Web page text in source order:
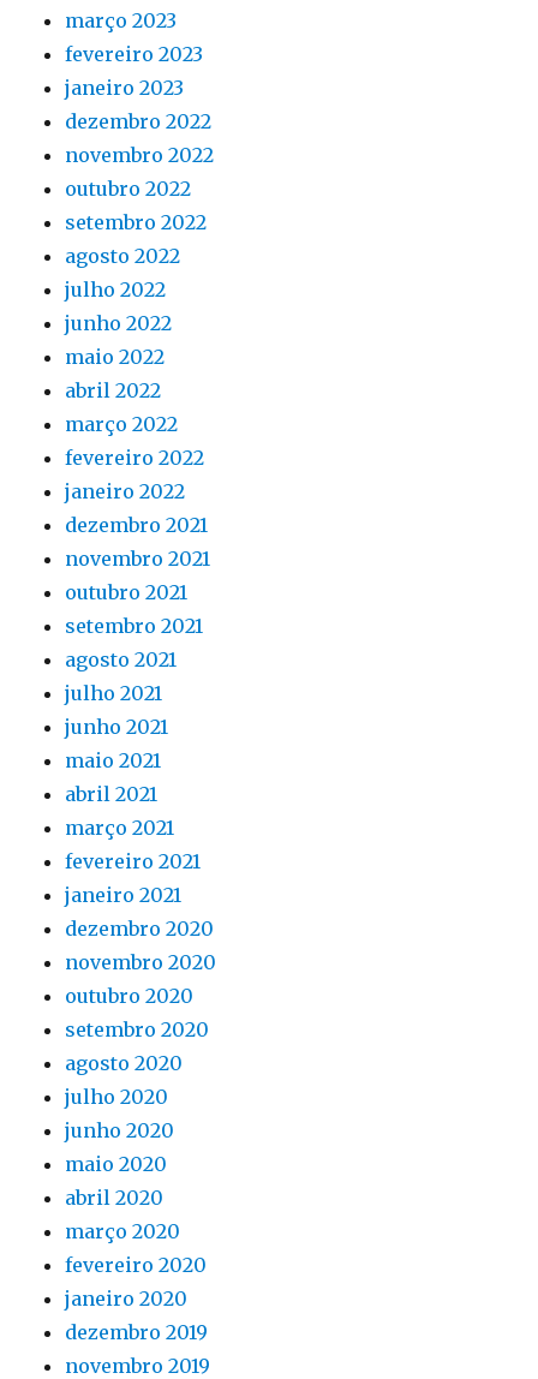
março 2023
fevereiro 2023
janeiro 2023
dezembro 2022
novembro 2022
outubro 2022
setembro 2022
agosto 2022
julho 2022
junho 2022
maio 2022
abril 2022
março 2022
fevereiro 2022
janeiro 2022
dezembro 2021
novembro 2021
outubro 2021
setembro 2021
agosto 2021
julho 2021
junho 2021
maio 2021
abril 2021
março 2021
fevereiro 2021
janeiro 2021
dezembro 2020
novembro 2020
outubro 2020
setembro 2020
agosto 2020
julho 2020
junho 2020
maio 2020
abril 2020
março 2020
fevereiro 2020
janeiro 2020
dezembro 2019
novembro 2019